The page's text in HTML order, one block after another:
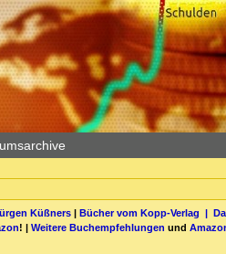
Küßners| Bücher vom Kopp-Verlag |
! | Weitere Buchempfehlungen und